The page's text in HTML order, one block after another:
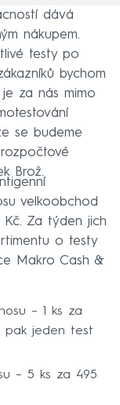
dává
nákupem.
testy po
bychom
za nás mimo
se budeme
Brož.
velkoobchod
Za týden jich
o testy
Makro Cash &
– 1 ks za
pak jeden test
– 5 ks za 495